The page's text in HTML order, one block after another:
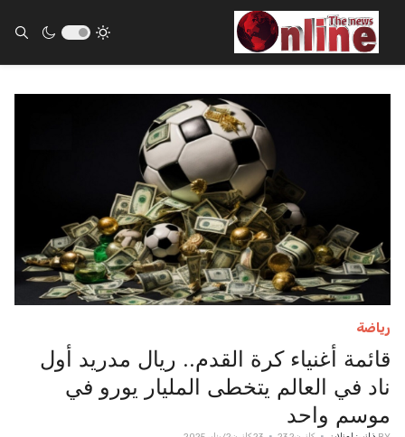
رياضة
قائمة أغنياء كرة القدم.. ريال مدريد أول
ناد في العالم يتخطى المليار يورو في
موسم واحد